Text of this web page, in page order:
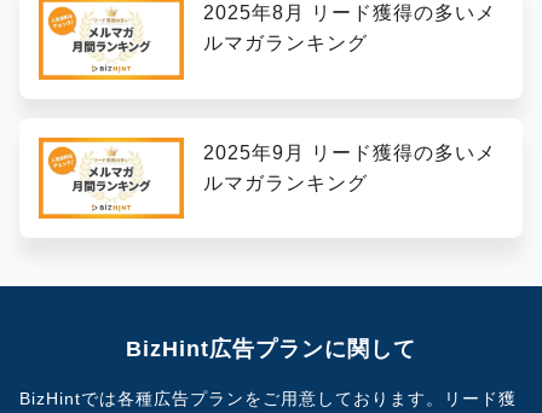
2025年8月 リード獲得の多いメ
ルマガランキング
2025年9月 リード獲得の多いメ
ルマガランキング
BizHint広告プランに関して
BizHintでは各種広告プランをご用意しております。 リード獲